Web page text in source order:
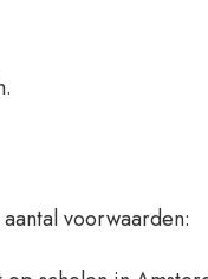
voorwaarden: